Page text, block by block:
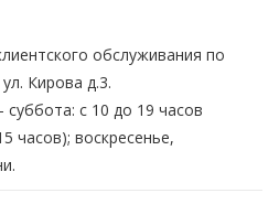
обслуживания по
Кирова д.3.
с 10 до 19 часов
часов); воскресенье,